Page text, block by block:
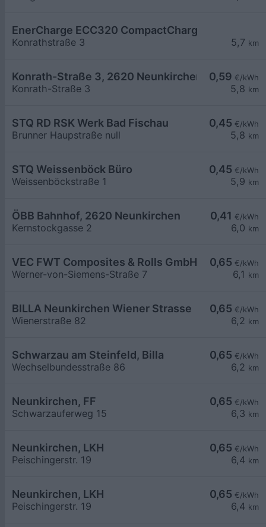
5,7 km
EnerCharge ECC320 CompactCharger mit
Konrathstraße 3
0,59 €/kWh
5,8 km
Konrath-Straße 3, 2620 Neunkirchen
Konrath-Straße 3
0,45 €/kWh
5,8 km
STQ RD RSK Werk Bad Fischau
Brunner Haupstraße null
0,45 €/kWh
5,9 km
STQ Weissenböck Büro
Weissenböckstraße 1
0,41 €/kWh
6,0 km
ÖBB Bahnhof, 2620 Neunkirchen
Kernstockgasse 2
0,65 €/kWh
6,1 km
VEC FWT Composites & Rolls GmbH
Werner-von-Siemens-Straße 7
0,65 €/kWh
6,2 km
BILLA Neunkirchen Wiener Strasse
Wienerstraße 82
0,65 €/kWh
6,2 km
Schwarzau am Steinfeld, Billa
Wechselbundesstraße 86
0,65 €/kWh
6,3 km
Neunkirchen, FF
Schwarzauferweg 15
0,65 €/kWh
6,4 km
Neunkirchen, LKH
Peischingerstr. 19
0,65 €/kWh
6,4 km
Neunkirchen, LKH
Peischingerstr. 19